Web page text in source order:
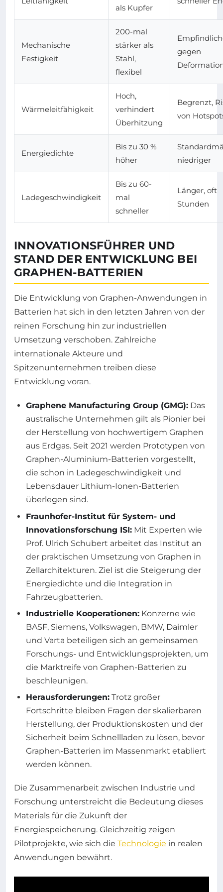
als Kupfer
Mechanische
Festigkeit
200-mal
stärker als
Stahl,
flexibel
gegen
Wärmeleitfähigkeit
Hoch,
verhindert
Überhitzung
Begrenzt,
von
Energiedichte
Bis zu 30 %
höher
niedriger
Ladegeschwindigkeit
Bis zu 60-
mal
schneller
Länger, oft
Stunden
INNOVATIONSFÜHRER UND
STAND DER ENTWICKLUNG BEI
GRAPHEN-BATTERIEN
Die Entwicklung von Graphen-Anwendungen in
Batterien hat sich in den letzten Jahren von der
reinen Forschung hin zur industriellen
Umsetzung verschoben. Zahlreiche
internationale Akteure und
Spitzenunternehmen treiben diese
Entwicklung voran.
Graphene Manufacturing Group (GMG): Das
australische Unternehmen gilt als Pionier bei
der Herstellung von hochwertigem Graphen
aus Erdgas. Seit 2021 werden Prototypen von
Graphen-Aluminium-Batterien vorgestellt,
die schon in Ladegeschwindigkeit und
Lebensdauer Lithium-Ionen-Batterien
überlegen sind.
Fraunhofer-Institut für System- und
Innovationsforschung ISI: Mit Experten wie
Prof. Ulrich Schubert arbeitet das Institut an
der praktischen Umsetzung von Graphen in
Zellarchitekturen. Ziel ist die Steigerung der
Energiedichte und die Integration in
Fahrzeugbatterien.
Industrielle Kooperationen: Konzerne wie
BASF, Siemens, Volkswagen, BMW, Daimler
und Varta beteiligen sich an gemeinsamen
Forschungs- und Entwicklungsprojekten, um
die Marktreife von Graphen-Batterien zu
beschleunigen.
Herausforderungen: Trotz großer
Fortschritte bleiben Fragen der skalierbaren
Herstellung, der Produktionskosten und der
Sicherheit beim Schnellladen zu lösen, bevor
Graphen-Batterien im Massenmarkt etabliert
werden können.
Die Zusammenarbeit zwischen Industrie und
Forschung unterstreicht die Bedeutung dieses
Materials für die Zukunft der
Energiespeicherung. Gleichzeitig zeigen
Pilotprojekte, wie sich die Technologie in realen
Anwendungen bewährt.